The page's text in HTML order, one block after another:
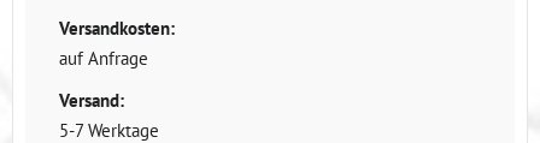
Versandkosten:
auf Anfrage
Versand:
5-7 Werktage